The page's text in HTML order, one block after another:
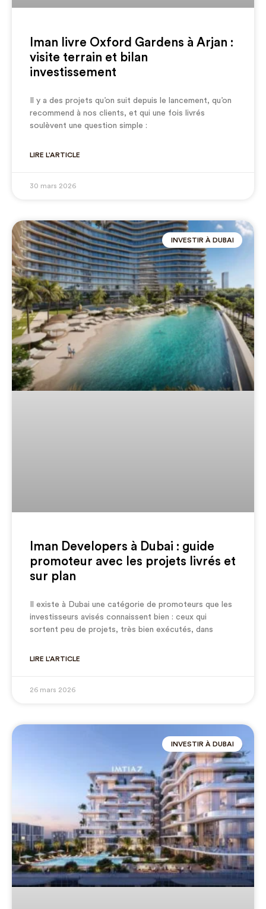
Iman livre Oxford Gardens à Arjan :
visite terrain et bilan
investissement
Il y a des projets qu’on suit depuis le lancement, qu’on
recommend à nos clients, et qui une fois livrés
soulèvent une question simple :
LIRE L'ARTICLE
30 mars 2026
INVESTIR À DUBAI
Iman Developers à Dubai : guide
promoteur avec les projets livrés et
sur plan
Il existe à Dubai une catégorie de promoteurs que les
investisseurs avisés connaissent bien : ceux qui
sortent peu de projets, très bien exécutés, dans
LIRE L'ARTICLE
26 mars 2026
INVESTIR À DUBAI